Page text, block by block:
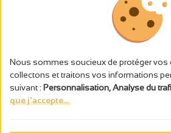
L’abus d’alcool est dangereux pour la
Nous sommes soucieux de protéger vos
collectons et traitons vos informations
suivant : Personnalisation, Analyse du
que j'accepte...